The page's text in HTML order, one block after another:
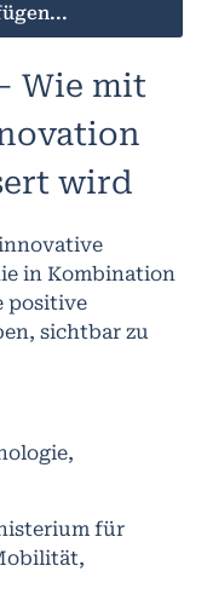
Wie mit
wird
in Kombination
positive
sichtbar zu
für